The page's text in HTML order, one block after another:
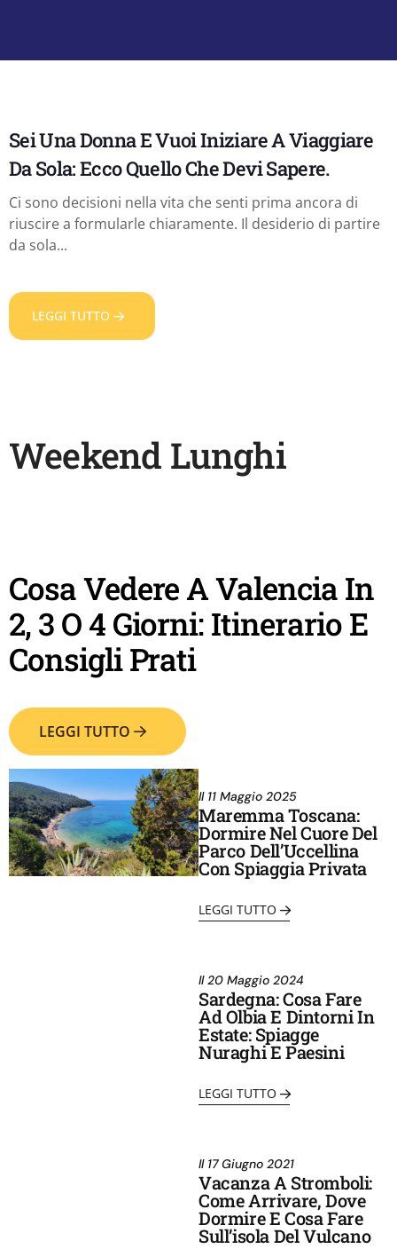
Sei Una Donna E Vuoi Iniziare A Viaggiare
Da Sola: Ecco Quello Che Devi Sapere.
Ci sono decisioni nella vita che senti prima ancora di
riuscire a formularle chiaramente. Il desiderio di partire
da sola...
LEGGI TUTTO
Weekend Lunghi
Cosa Vedere A Valencia In
2, 3 O 4 Giorni: Itinerario E
Consigli Prati
LEGGI TUTTO
Il 11 Maggio 2025
Maremma Toscana:
Dormire Nel Cuore Del
Parco Dell’Uccellina
Con Spiaggia Privata
LEGGI TUTTO
Il20 Maggio 2024
Sardegna: Cosa Fare
Ad Olbia E Dintorni In
Estate: Spiagge
Nuraghi E Paesini
LEGGI TUTTO
Il 17 Giugno 2021
Vacanza A Stromboli:
Come Arrivare, Dove
Dormire E Cosa Fare
Sull’isola Del Vulcano